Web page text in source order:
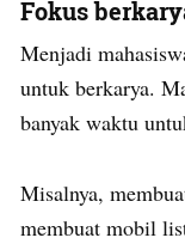
Fokus
Menjadi
untuk berkarya.
banyak waktu
Misalnya,
membuat mobil